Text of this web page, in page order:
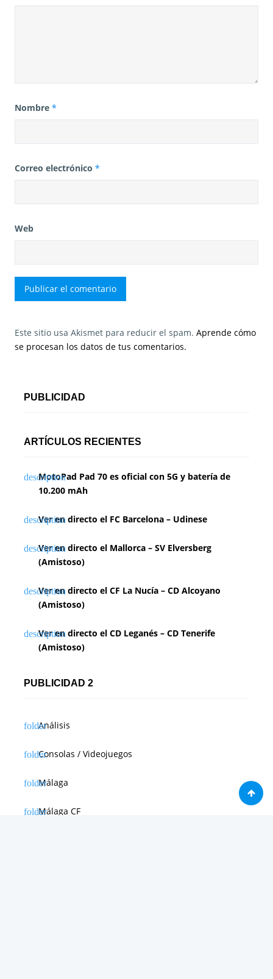
Nombre *
Correo electrónico *
Web
Este sitio usa Akismet para reducir el spam. Aprende cómo
se procesan los datos de tus comentarios.
PUBLICIDAD
ARTÍCULOS RECIENTES
MotoPad Pad 70 es oficial con 5G y batería de
10.200 mAh
Ver en directo el FC Barcelona – Udinese
Ver en directo el Mallorca – SV Elversberg
(Amistoso)
Ver en directo el CF La Nucía – CD Alcoyano
(Amistoso)
Ver en directo el CD Leganés – CD Tenerife
(Amistoso)
PUBLICIDAD 2
Análisis
Consolas / Videojuegos
Málaga
Málaga CF